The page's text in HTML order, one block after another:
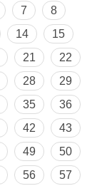
7
8
14
15
21
22
28
29
35
36
42
43
49
50
56
57